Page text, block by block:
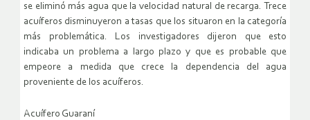
se eliminó más agua que la velocidad natural de recarga. Trece
acuíferos disminuyeron a tasas que los situaron en la categoría
más problemática. Los investigadores dijeron que esto
indicaba un problema a largo plazo y que es probable que
empeore a medida que crece la dependencia del agua
proveniente de los acuíferos.
Acuífero Guaraní